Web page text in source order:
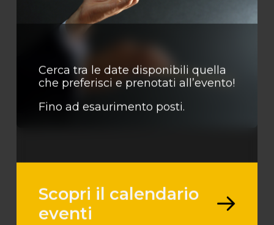
Cerca tra le date disponibili quella
che preferisci e prenotati all’evento!
Fino ad esaurimento posti.
Scopri il calendario
eventi